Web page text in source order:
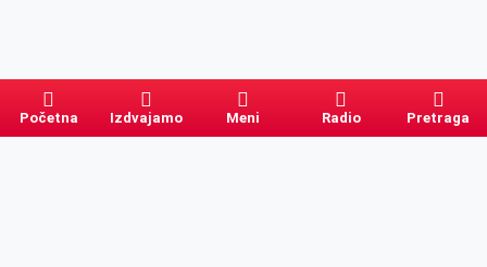
Početna Izdvajamo Meni Radio Pretraga